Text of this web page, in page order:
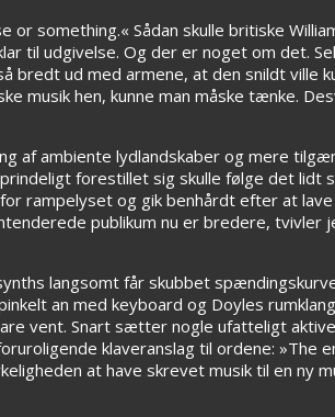
or something.« Sådan skulle britiske
til udgivelse. Og der er noget om det.
ud med armene, at den snildt ville
musik hen, kunne man måske tænke.
af ambiente lydlandskaber og mere
forestillet sig skulle følge det lidt
rampelyset og gik benhårdt efter at
publikum nu er bredere, tvivler
langsomt får skubbet
an med keyboard og Doyles
vent. Snart sætter nogle ufatteligt
klaveranslag til ordene: »The
at have skrevet musik til en ny